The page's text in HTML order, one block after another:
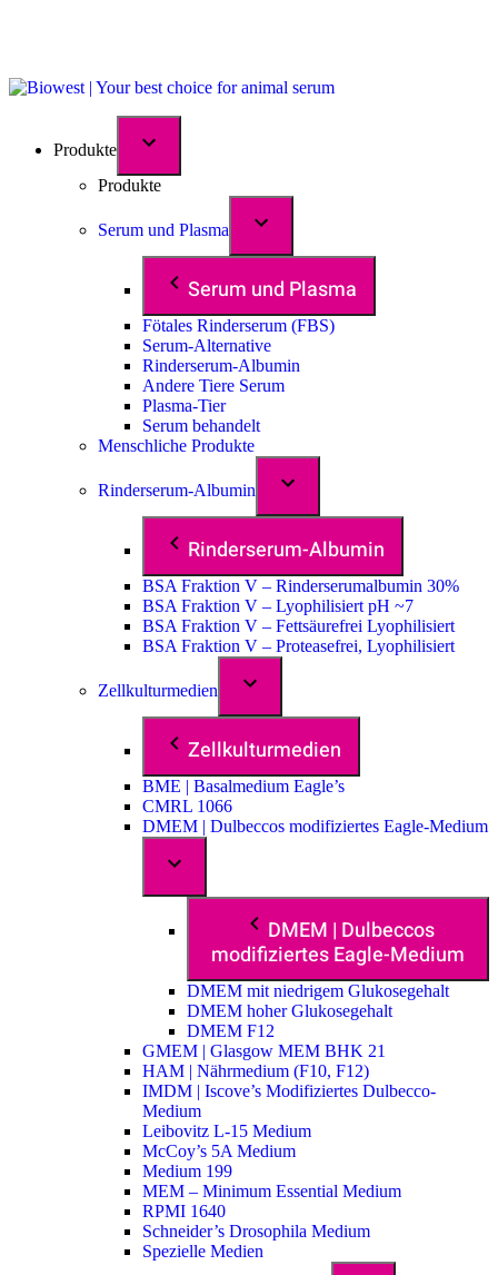
Produkte
Produkte
Serum und Plasma
Serum und Plasma
Fötales Rinderserum (FBS)
Serum-Alternative
Rinderserum-Albumin
Andere Tiere Serum
Plasma-Tier
Serum behandelt
Menschliche Produkte
Rinderserum-Albumin
Rinderserum-Albumin
BSA Fraktion V – Rinderserumalbumin 30%
BSA Fraktion V – Lyophilisiert pH ~7
BSA Fraktion V – Fettsäurefrei Lyophilisiert
BSA Fraktion V – Proteasefrei, Lyophilisiert
Zellkulturmedien
Zellkulturmedien
BME | Basalmedium Eagle’s
CMRL 1066
DMEM | Dulbeccos modifiziertes Eagle-Medium
DMEM | Dulbeccos
modifiziertes Eagle-Medium
DMEM mit niedrigem Glukosegehalt
DMEM hoher Glukosegehalt
DMEM F12
GMEM | Glasgow MEM BHK 21
HAM | Nährmedium (F10, F12)
IMDM | Iscove’s Modifiziertes Dulbecco-
Medium
Leibovitz L-15 Medium
McCoy’s 5A Medium
Medium 199
MEM – Minimum Essential Medium
RPMI 1640
Schneider’s Drosophila Medium
Spezielle Medien